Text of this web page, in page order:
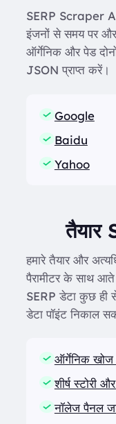
SERP Scraper
इंजनों से समय पर
ऑर्गेनिक और पेड
JSON प्राप्त करें।
Google
Baidu
Yahoo
तैयार
हमारे तैयार और
पैरामीटर के साथ
SERP डेटा कुछ
डेटा पॉइंट निकाल
ऑर्गेनिक खोज
शीर्ष स्टोरी
नॉलेज पैनल